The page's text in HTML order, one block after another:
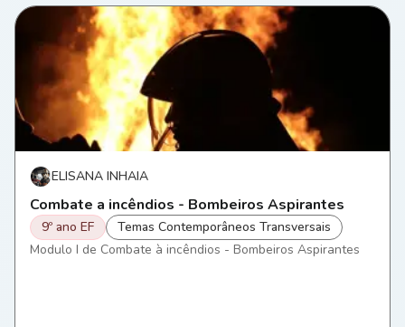
ELISANA INHAIA
Combate a incêndios - Bombeiros Aspirantes
9º ano EF
Temas Contemporâneos Transversais
Modulo I de Combate à incêndios - Bombeiros Aspirantes